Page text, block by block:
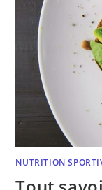
NUTRITION